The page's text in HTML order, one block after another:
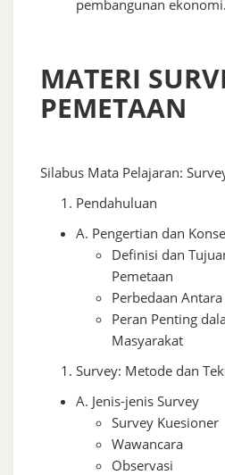
pembangunan ekonomi.
MATERI
PEMETAAN
Silabus Mata Pelajaran:
Pendahuluan
A. Pengertian dan
Definisi dan
Pemetaan
Perbedaan
Peran Penting
Masyarakat
Survey: Metode dan
A. Jenis-jenis Survey
Survey Kuesioner
Wawancara
Observasi